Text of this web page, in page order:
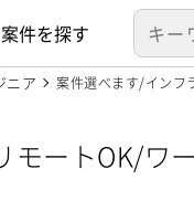
案件を探す
ニア 案件選べます/インフ
ートOK/ワ